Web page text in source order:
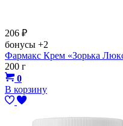
206 ₽
бонусы +2
Фармакс Крем «Зорька
200 г
0
В корзину